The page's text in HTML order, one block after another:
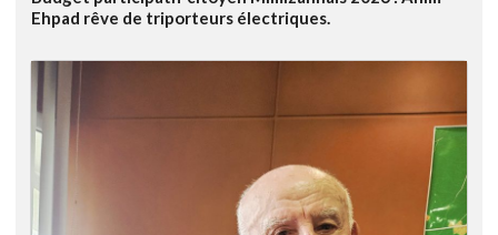
Ehpad rêve de triporteurs électriques.